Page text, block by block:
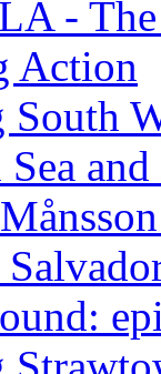
-
Action